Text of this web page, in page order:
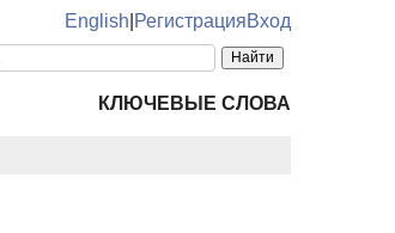
English РегистрацияВход
КЛЮЧЕВЫЕ СЛОВА